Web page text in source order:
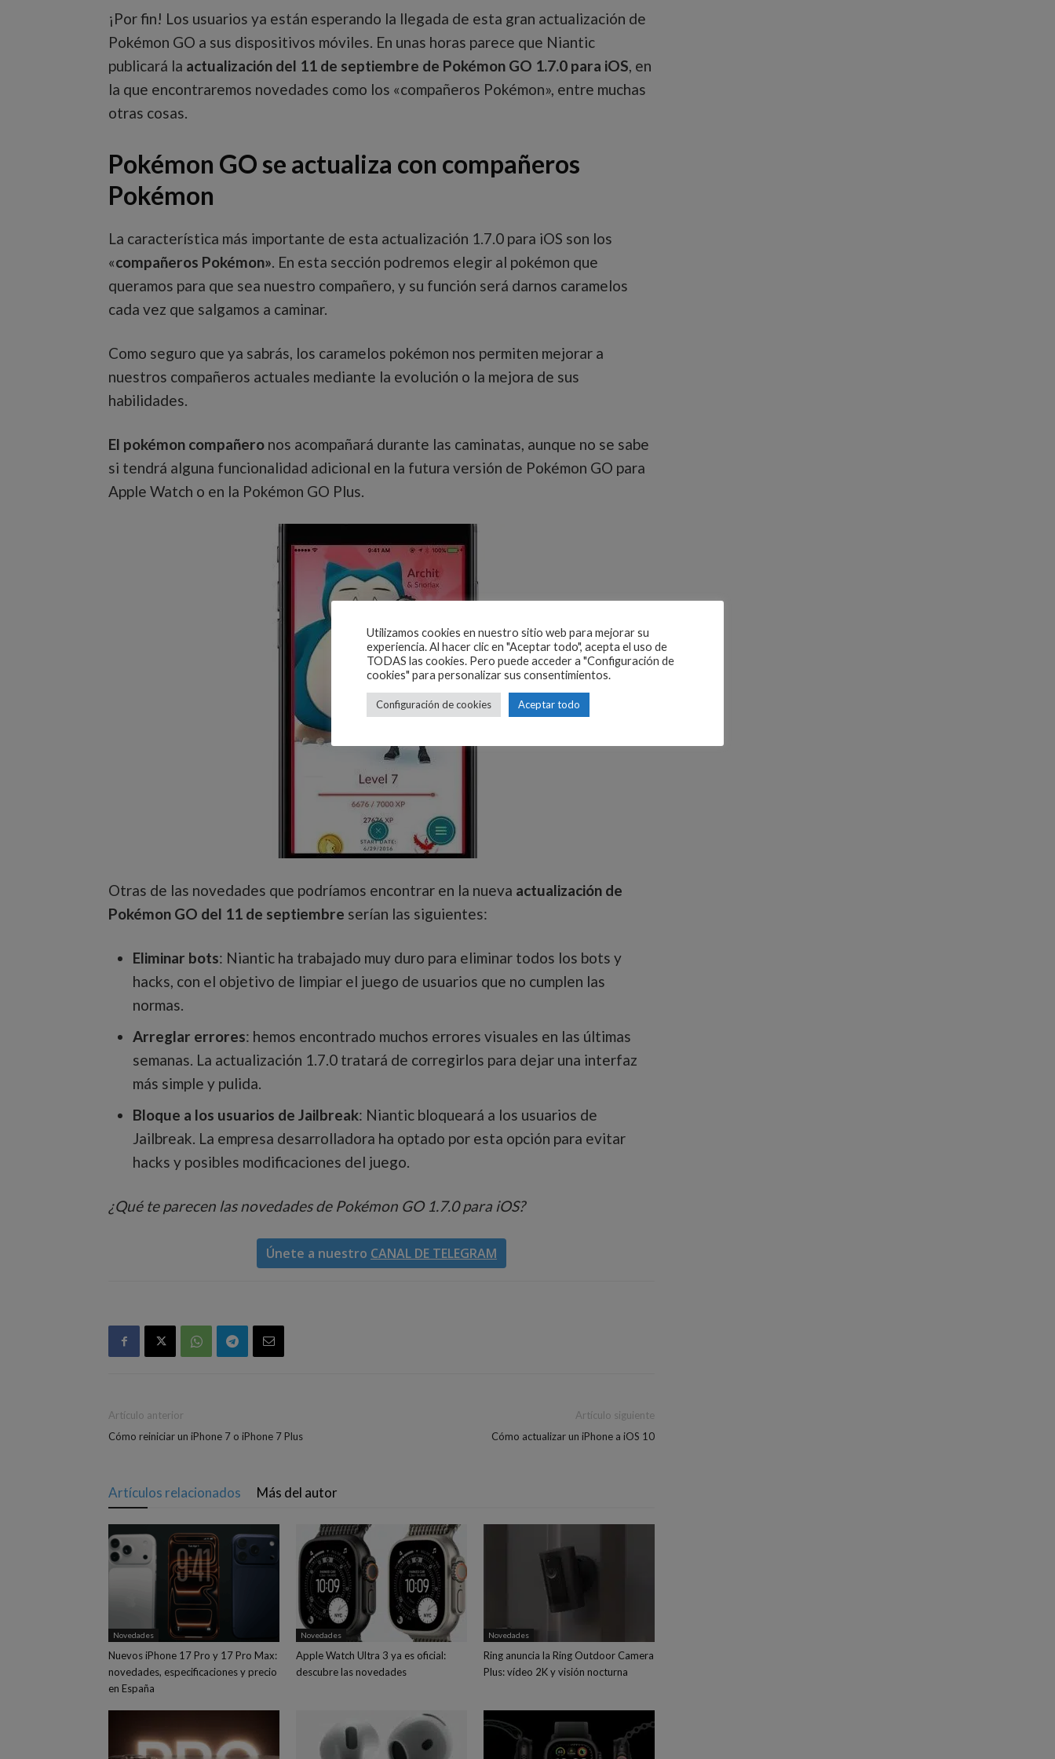
¡Por fin! Los usuarios ya están esperando la llegada de esta gran actualización de
Pokémon GO a sus dispositivos móviles. En unas horas parece que Niantic
publicará la actualización del 11 de septiembre de Pokémon GO 1.7.0 para iOS, en
la que encontraremos novedades como los «compañeros Pokémon», entre muchas
otras cosas.
Pokémon GO se actualiza con compañeros
Pokémon
La característica más importante de esta actualización 1.7.0 para iOS son los
«compañeros Pokémon». En esta sección podremos elegir al pokémon que
queramos para que sea nuestro compañero, y su función será darnos caramelos
cada vez que salgamos a caminar.
Como seguro que ya sabrás, los caramelos pokémon nos permiten mejorar a
nuestros compañeros actuales mediante la evolución o la mejora de sus
habilidades.
El pokémon compañero nos acompañará durante las caminatas, aunque no se sabe
si tendrá alguna funcionalidad adicional en la futura versión de Pokémon GO para
Apple Watch o en la Pokémon GO Plus.
Otras de las novedades que podríamos encontrar en la nueva actualización de
Pokémon GO del 11 de septiembre serían las siguientes:
Eliminar bots: Niantic ha trabajado muy duro para eliminar todos los bots y
hacks, con el objetivo de limpiar el juego de usuarios que no cumplen las
normas.
Arreglar errores: hemos encontrado muchos errores visuales en las últimas
semanas. La actualización 1.7.0 tratará de corregirlos para dejar una interfaz
más simple y pulida.
Bloque a los usuarios de Jailbreak: Niantic bloqueará a los usuarios de
Jailbreak. La empresa desarrolladora ha optado por esta opción para evitar
hacks y posibles modificaciones del juego.
¿Qué te parecen las novedades de Pokémon GO 1.7.0 para iOS?
Únete a nuestro CANAL DE TELEGRAM
Artículo anterior
Cómo reiniciar un iPhone 7 o iPhone 7 Plus
Artículo siguiente
Cómo actualizar un iPhone a iOS 10
Artículos relacionados Más del autor
Novedades
Nuevos iPhone 17 Pro y 17 Pro Max:
novedades, especificaciones y precio
en España
Novedades
Apple Watch Ultra 3 ya es oficial:
descubre las novedades
Novedades
Ring anuncia la Ring Outdoor Camera
Plus: vídeo 2K y visión nocturna
Utilizamos cookies en nuestro sitio web para mejorar su
experiencia. Al hacer clic en "Aceptar todo", acepta el uso de
TODAS las cookies. Pero puede acceder a "Configuración de
cookies" para personalizar sus consentimientos.
Configuración de cookies Aceptar todo